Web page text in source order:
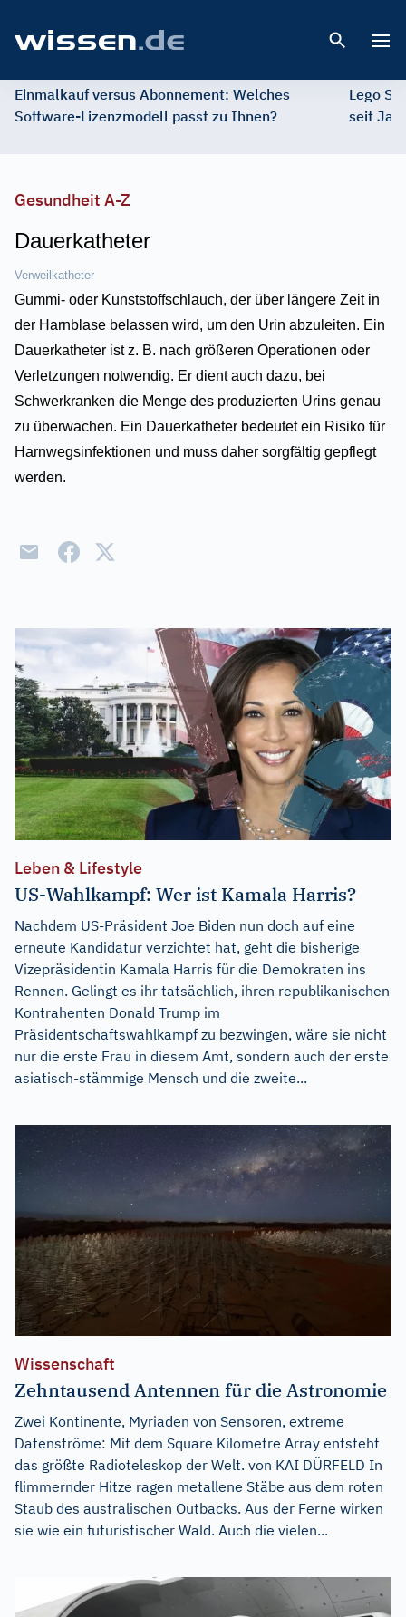
Einmalkauf versus Abonnement: Welches
Software-Lizenzmodell passt zu Ihnen?
Lego
seit
Gesundheit A-Z
Dauerkatheter
Verweilkatheter
Gummi- oder Kunststoffschlauch, der über längere Zeit in
der Harnblase belassen wird, um den Urin abzuleiten. Ein
Dauerkatheter ist z. B. nach größeren Operationen oder
Verletzungen notwendig. Er dient auch dazu, bei
Schwerkranken die Menge des produzierten Urins genau
zu überwachen. Ein Dauerkatheter bedeutet ein Risiko für
Harnwegsinfektionen und muss daher sorgfältig gepflegt
werden.
Leben & Lifestyle
US-Wahlkampf: Wer ist Kamala Harris?
Nachdem US-Präsident Joe Biden nun doch auf eine
erneute Kandidatur verzichtet hat, geht die bisherige
Vizepräsidentin Kamala Harris für die Demokraten ins
Rennen. Gelingt es ihr tatsächlich, ihren republikanischen
Kontrahenten Donald Trump im
Präsidentschaftswahlkampf zu bezwingen, wäre sie nicht
nur die erste Frau in diesem Amt, sondern auch der erste
asiatisch-stämmige Mensch und die zweite...
Wissenschaft
Zehntausend Antennen für die Astronomie
Zwei Kontinente, Myriaden von Sensoren, extreme
Datenströme: Mit dem Square Kilometre Array entsteht
das größte Radioteleskop der Welt. von KAI DÜRFELD In
flimmernder Hitze ragen metallene Stäbe aus dem roten
Staub des australischen Outbacks. Aus der Ferne wirken
sie wie ein futuristischer Wald. Auch die vielen...